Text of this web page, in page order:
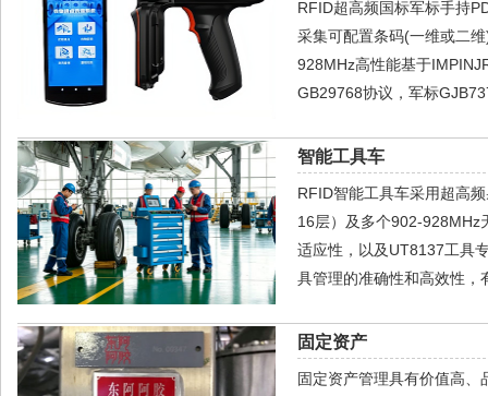
RFID超高频国标军标手持
采集可配置条码(一维或二
928MHz高性能基于
GB29768协议，军标
智能工具车
RFID智能工具车采用超高
16层）及多个902-928MHz
适应性，以及UT8137工具
具管理的准确性和高效性，
固定资产
固定资产管理具有价值高